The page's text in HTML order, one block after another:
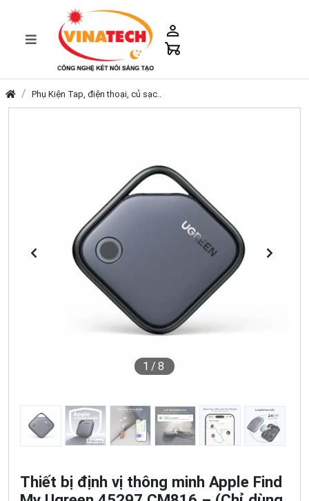
Phụ Kiện Tap, điện thoại, củ sạc..
1 /8
Thiết bị định vị thông minh Apple Find